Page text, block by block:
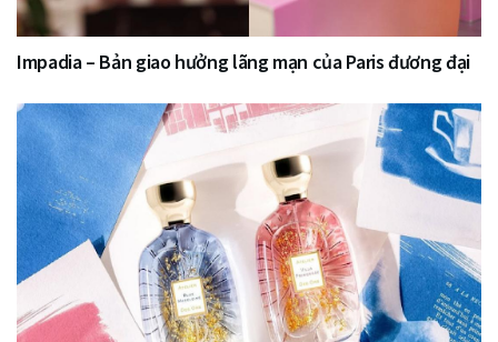
Impadia – Bản giao hưởng lãng mạn của Paris đương đại